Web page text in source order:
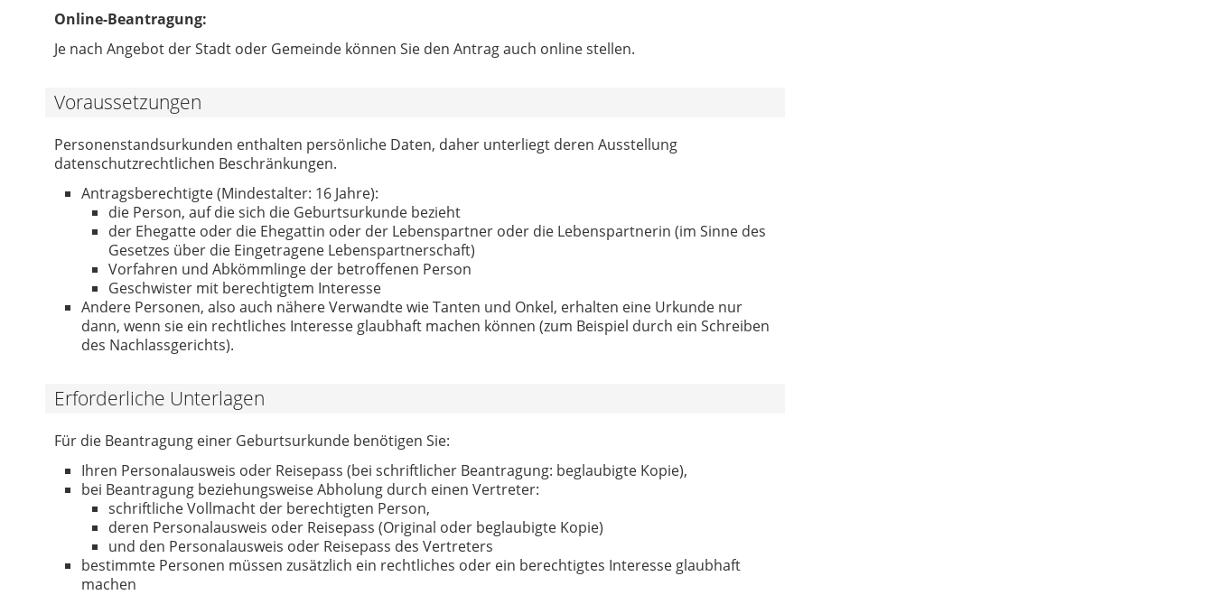
Online-Beantragung:
Je nach Angebot der Stadt oder Gemeinde können Sie den Antrag auch online stellen.
Voraussetzungen
Personenstandsurkunden enthalten persönliche Daten, daher unterliegt deren Ausstellung
datenschutzrechtlichen Beschränkungen.
Antragsberechtigte (Mindestalter: 16 Jahre):
die Person, auf die sich die Geburtsurkunde bezieht
der Ehegatte oder die Ehegattin oder der Lebenspartner oder die Lebenspartnerin (im Sinne des
Gesetzes über die Eingetragene Lebenspartnerschaft)
Vorfahren und Abkömmlinge der betroffenen Person
Geschwister mit berechtigtem Interesse
Andere Personen, also auch nähere Verwandte wie Tanten und Onkel, erhalten eine Urkunde nur
dann, wenn sie ein rechtliches Interesse glaubhaft machen können (zum Beispiel durch ein Schreiben
des Nachlassgerichts).
Erforderliche Unterlagen
Für die Beantragung einer Geburtsurkunde benötigen Sie:
Ihren Personalausweis oder Reisepass (bei schriftlicher Beantragung: beglaubigte Kopie),
bei Beantragung beziehungsweise Abholung durch einen Vertreter:
schriftliche Vollmacht der berechtigten Person,
deren Personalausweis oder Reisepass (Original oder beglaubigte Kopie)
und den Personalausweis oder Reisepass des Vertreters
bestimmte Personen müssen zusätzlich ein rechtliches oder ein berechtigtes Interesse glaubhaft
machen